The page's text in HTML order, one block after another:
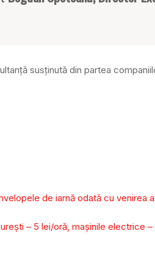
susținută din partea
de iarnă odată cu venirea
– 5 lei/oră, mașinile electrice